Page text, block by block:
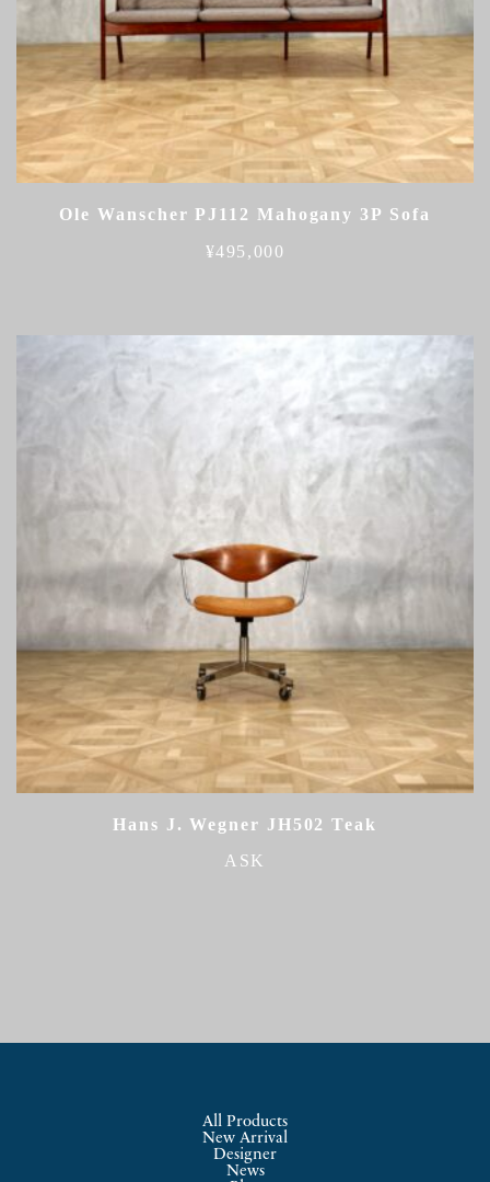
Ole Wanscher PJ112 Mahogany 3P Sofa
¥495,000
Hans J. Wegner JH502 Teak
ASK
All Products
New Arrival
Designer
News